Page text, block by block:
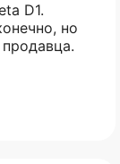
D1.
но